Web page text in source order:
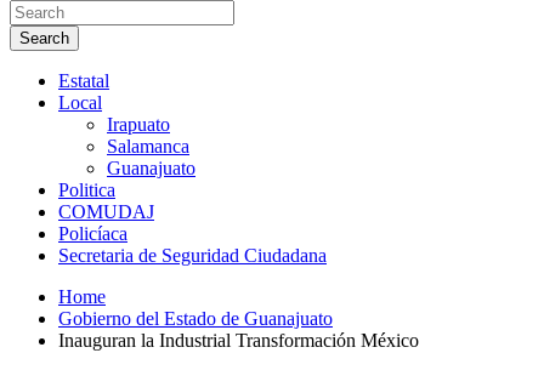
Search
Estatal
Local
Irapuato
Salamanca
Guanajuato
Politica
COMUDAJ
Policíaca
Secretaria de Seguridad Ciudadana
Home
Gobierno del Estado de Guanajuato
Inauguran la Industrial Transformación México